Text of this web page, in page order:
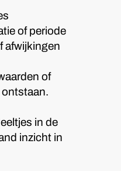
of periode
afwijkingen
of
in de
inzicht in